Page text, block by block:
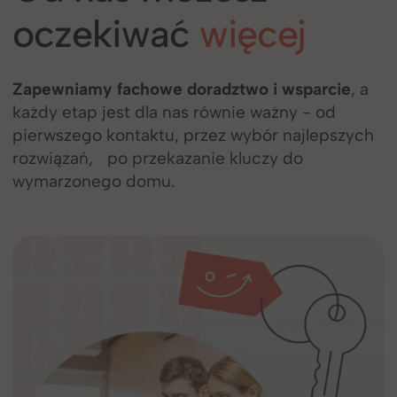
, a
od
Twoich potrzeb
Przemyślane rozwiązania dopasowane do
różnych stylów życia sprawią, że
naprawdę u siebie. Jesteśmy
elastyczni, a Twoje potrzeby są w
naszych zainteresowań.